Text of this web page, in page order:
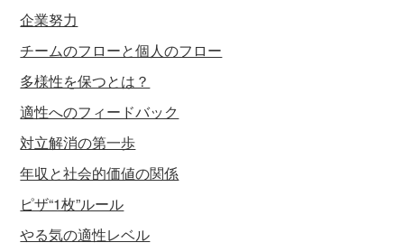
企業努力
チームのフローと個人のフロー
多様性を保つとは？
適性へのフィードバック
対立解消の第一歩
年収と社会的価値の関係
ピザ“1枚”ルール
やる気の適性レベル